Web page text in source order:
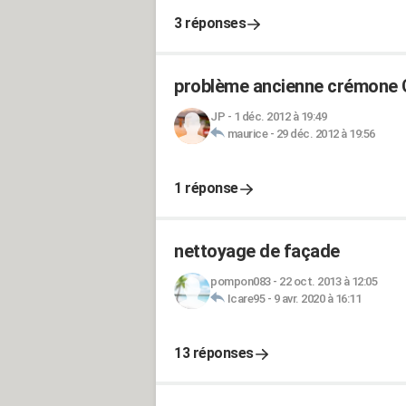
3 réponses
problème ancienne crémone
JP - 1 déc. 2012 à 19:49
maurice- 29 déc. 2012 à 19:56
1 réponse
nettoyage de façade
pompon083- 22 oct. 2013 à 12:05
Icare95- 9 avr. 2020 à 16:11
13 réponses